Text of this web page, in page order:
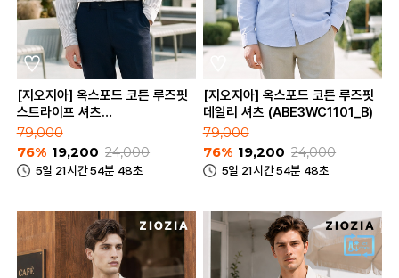
[지오지아] 옥스포드 코튼 루즈핏
스트라이프 셔츠
(ABE3WC1101_A)
79,000
76% 19,200 24,000
5일 21시간 54분 48초
[지오지아] 옥스포드 코튼 루즈핏
데일리 셔츠 (ABE3WC1101_B)
79,000
76% 19,200 24,000
5일 21시간 54분 48초